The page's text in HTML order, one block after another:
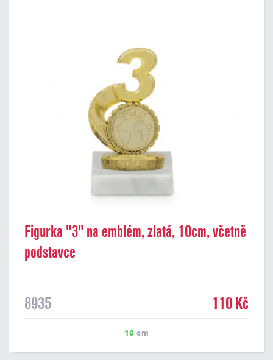
Figurka "3" na emblém, zlatá, 10cm, včetně
podstavce
8935 110 Kč
10 cm